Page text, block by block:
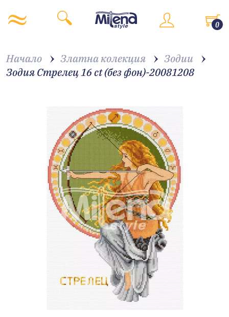
0
Начало Златна колекция
Зодии
Зодия Стрелец 16 ct (без фон)-20081208